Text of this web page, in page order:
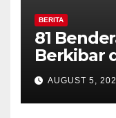
BERITA
81
Berkibar
Timpik
HUT ke-
AUGUST 5,